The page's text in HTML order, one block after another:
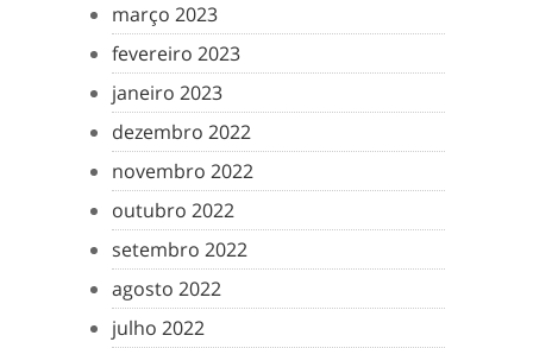
março 2023
fevereiro 2023
janeiro 2023
dezembro 2022
novembro 2022
outubro 2022
setembro 2022
agosto 2022
julho 2022